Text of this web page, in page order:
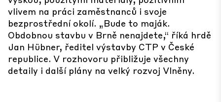
vlivem na práci zaměstnanců i svoje
bezprostřední okolí. „Bude to maják.
Obdobnou stavbu v Brně nenajdete,“ říká hrdě
Jan Hübner, ředitel výstavby CTP v České
republice. V rozhovoru přibližuje všechny
detaily i další plány na velký rozvoj Vlněny.